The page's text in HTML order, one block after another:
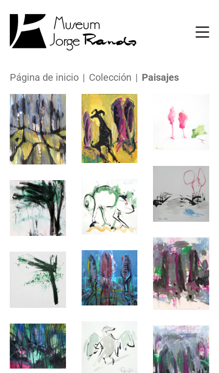
Página de inicio Colección Paisajes